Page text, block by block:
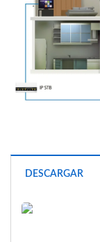
DESCARGAR